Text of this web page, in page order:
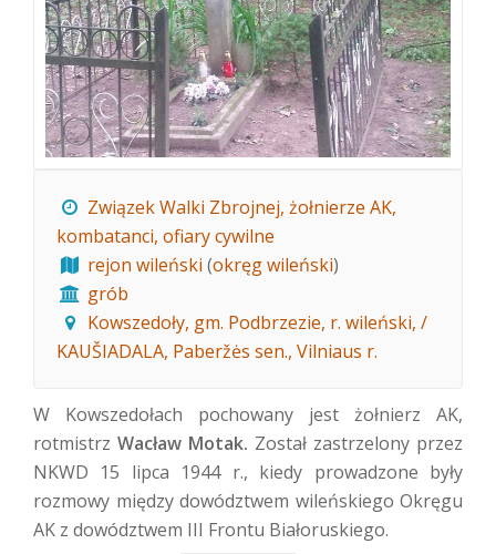
Związek Walki Zbrojnej, żołnierze AK,
kombatanci, ofiary cywilne
rejon wileński (okręg wileński)
grób
Kowszedoły, gm. Podbrzezie, r. wileński, /
KAUŠIADALA, Paberžės sen., Vilniaus r.
W Kowszedołach pochowany jest żołnierz AK,
rotmistrz Wacław Motak. Został zastrzelony przez
NKWD 15 lipca 1944 r., kiedy prowadzone były
rozmowy między dowództwem wileńskiego Okręgu
AK z dowództwem III Frontu Białoruskiego.